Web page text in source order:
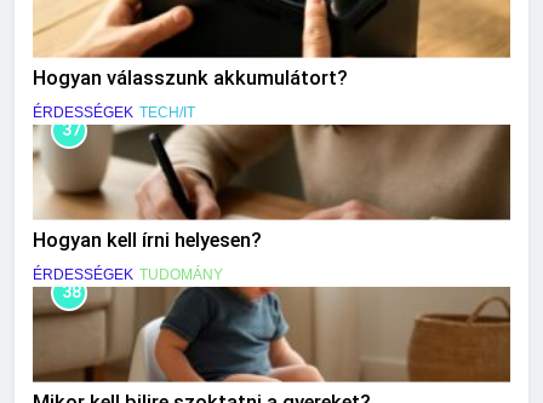
Hogyan válasszunk akkumulátort?
ÉRDESSÉGEK TECH/IT
37
Hogyan kell írni helyesen?
ÉRDESSÉGEK TUDOMÁNY
38